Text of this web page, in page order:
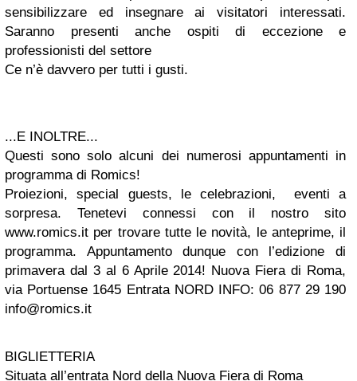
sensibilizzare ed insegnare ai visitatori interessati.
Saranno presenti anche ospiti di eccezione e
professionisti del settore
Ce n’è davvero per tutti i gusti.
...E INOLTRE...
Questi sono solo alcuni dei numerosi appuntamenti in
programma di Romics!
Proiezioni, special guests, le celebrazioni, eventi a
sorpresa. Tenetevi connessi con il nostro sito
www.romics.it per trovare tutte le novità, le anteprime, il
programma. Appuntamento dunque con l’edizione di
primavera dal 3 al 6 Aprile 2014! Nuova Fiera di Roma,
via Portuense 1645 Entrata NORD INFO: 06 877 29 190
info@romics.it
BIGLIETTERIA
Situata all’entrata Nord della Nuova Fiera di Roma